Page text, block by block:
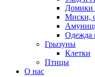
Домики
Миски,
Одежда
Грызуны
Клетки
Птицы
О нас